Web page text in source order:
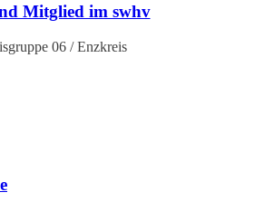
Mitglied im swhv
06 / Enzkreis